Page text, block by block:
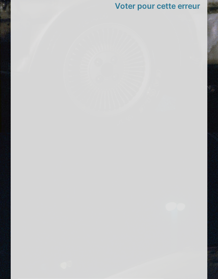
Voter pour cette erreur